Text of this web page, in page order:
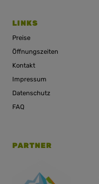
LINKS
Preise
Öffnungszeiten
Kontakt
Impressum
Datenschutz
FAQ
PARTNER